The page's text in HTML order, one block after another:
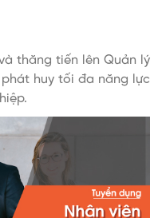
thăng tiến lên Quản lý
huy tối đa năng lực